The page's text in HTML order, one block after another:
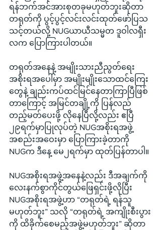
ရန်ဘက်အင်အားစုတခုမဟုတ်ဘူးဆိုတာ
တရုတ်ကို ပွင့်ပွင့်လင်းလင်းထုတ်ဖော်ပြသ
သင့်တယ်လို့ NUGယာယီသမ္မတ ဒူဝါလရှီး
လက ပြောကြားပါတယ်။
တရုတ်အနေနဲ့ အမျိုးသားညီညွတ်ရေး
အစိုးရအပေါ်မှာ အမျိုးမျိုးသောထင်ကြေး
တွေနဲ့ ချည်းကပ်ထင်မြင်နေတာကြာပြီဖြစ်
တာကြောင့် အမြင်တချို့ကို ပြန်လည်
တည့်မတ်ပေးဖို့ လိုနေပြီလို့လည်း ဧပြီ
၂၉ရက်မှာပြုလုပ်တဲ့ NUGအစိုးရအဖွဲ့
အစည်းအဝေးမှာ ပြောကြားခဲ့တာကို
NUGက ဒီနေ့ မေ၂ရက်မှာ ထုတ်ပြန်တာပါ။
NUGအစိုးရအဖွဲ့အနေနဲ့လည်း ဒီအချက်ကို
လေးနက်စွာကိုင်တွယ်ဖြေရှင်းဖို့လိုပြီး
NUGအစိုးရအဖွဲ့ဟာ “တရုတ်ရဲ့ ရန်သူ
မဟုတ်ဘူး” သလို “တရုတ်ရဲ့ အကျိုးစီးပွား
ကို ထိခိုက်စေမည့်အဖွဲ့မဟုတ်ဘူး” ဆိုတာ